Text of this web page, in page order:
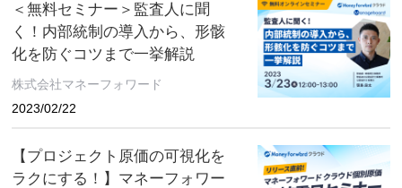
＜無料セミナー＞監査人に聞
く！内部統制の導入から、形骸
化を防ぐコツまで一挙解説
株式会社マネーフォワード
2023/02/22
【プロジェクト原価の可視化を
ラクにする！】マネーフォワー